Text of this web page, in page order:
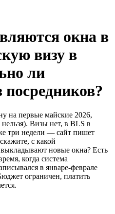
окна в
визу в
ли
посредников?
на первые майские 2026,
Визы нет, в BLS в
три недели — сайт пишет
с какой
новые окна? Есть
когда система
в январе-феврале
ограничен, платить